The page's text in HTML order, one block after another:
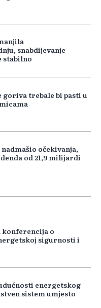
snabdijevanje
stabilno
goriva trebale bi pasti u
očekivanja,
od 21,9 milijardi
konferencija o
sigurnosti i
energetskog
sistem umjesto